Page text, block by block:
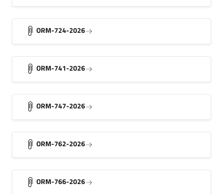
ORM-724-2026
ORM-741-2026
ORM-747-2026
ORM-762-2026
ORM-766-2026